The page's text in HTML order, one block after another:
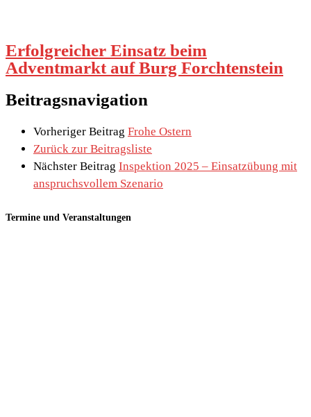
Erfolgreicher Einsatz beim
Adventmarkt auf Burg Forchtenstein
Beitragsnavigation
Vorheriger Beitrag Frohe Ostern
Zurück zur Beitragsliste
Nächster Beitrag Inspektion 2025 – Einsatzübung mit
anspruchsvollem Szenario
Termine und Veranstaltungen